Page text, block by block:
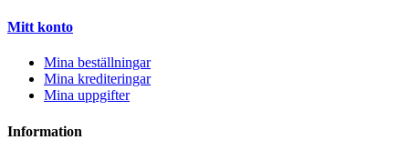
Mitt konto
Mina beställningar
Mina krediteringar
Mina uppgifter
Information